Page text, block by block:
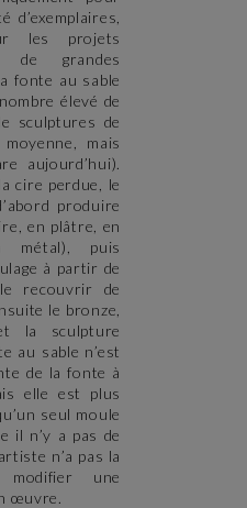
d’exemplaires,
les projets
de grandes
fonte au sable
élevé de
sculptures de
mais
aujourd’hui).
cire perdue, le
produire
en plâtre, en
puis
à partir de
recouvrir de
le bronze,
la sculpture
au sable n’est
de la fonte à
elle est plus
seul moule
il n’y a pas de
n’a pas la
modifier une
œuvre.